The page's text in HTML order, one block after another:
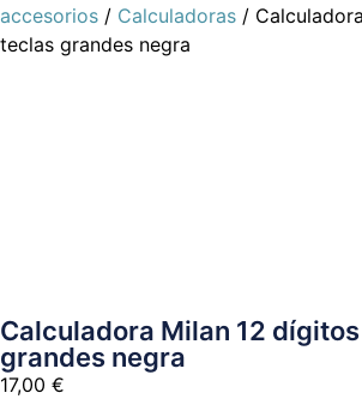
accesorios / Calculadoras /
teclas grandes negra
Calculadora Milan 12
grandes negra
17,00 €